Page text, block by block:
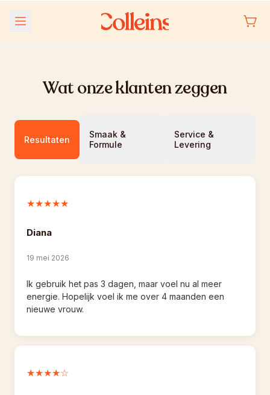
Meteen
content
Wat onze klanten zeggen
Resultaten
Smaak &
Formule
Service &
Levering
★★★★★
Diana
19 mei 2026
Ik gebruik het pas 3 dagen, maar voel nu al meer
energie. Hopelijk voel ik me over 4 maanden een
nieuwe vrouw.
★★★★☆